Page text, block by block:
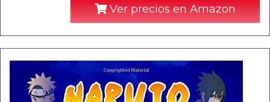
Ver precios en Amazon